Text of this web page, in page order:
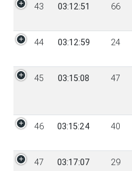
43 03:12:51 66
44 03:12:59 24
45 03:15:08 47
46 03:15:24 40
47 03:17:07 29